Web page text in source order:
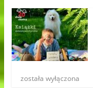
została wyłączona